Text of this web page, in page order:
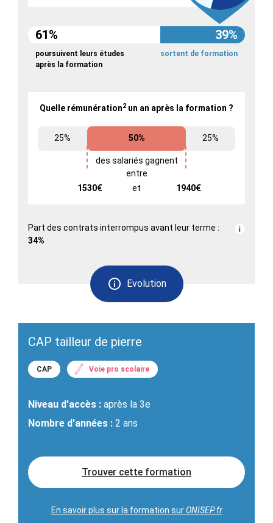
Evolution
61% 39%
poursuivent leurs études
après la formation
sortent de formation
Quelle rémunération2un an après la formation ?
25% 50%
des salariés gagnent
entre
1530€
et 1940€
25%
Part des contrats interrompus avant leur terme :
34%
CAP tailleur de pierre
CAP Voie pro scolaire
Niveau d'accès : après la 3e
Nombre d'années : 2 ans
Trouver cette formation
En savoir plus sur la formation surONISEP.fr